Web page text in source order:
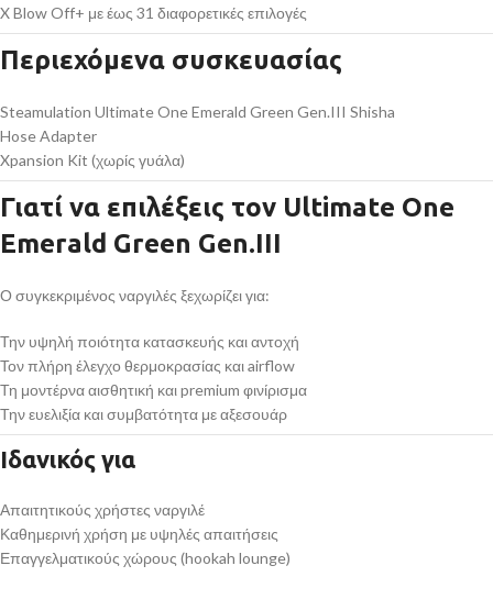
X Blow Off+ με έως 31 διαφορετικές επιλογές
Περιεχόμενα συσκευασίας
Steamulation Ultimate One Emerald Green Gen.III Shisha
Hose Adapter
Xpansion Kit (χωρίς γυάλα)
Γιατί να επιλέξεις τον Ultimate One
Emerald Green Gen.III
Ο συγκεκριμένος ναργιλές ξεχωρίζει για:
Την υψηλή ποιότητα κατασκευής και αντοχή
Τον πλήρη έλεγχο θερμοκρασίας και airflow
Τη μοντέρνα αισθητική και premium φινίρισμα
Την ευελιξία και συμβατότητα με αξεσουάρ
Ιδανικός για
Απαιτητικούς χρήστες ναργιλέ
Καθημερινή χρήση με υψηλές απαιτήσεις
Επαγγελματικούς χώρους (hookah lounge)